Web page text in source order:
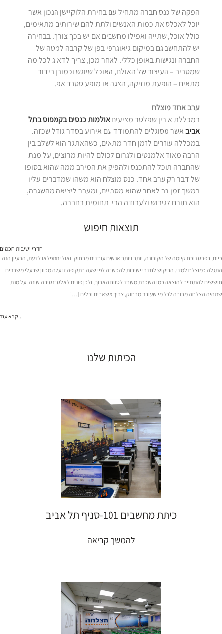
הפקה של כנס חברה מתחיל עם בחירת הלוקיישן הנכון אשר
יוכל לאכלס את כמות האנשים ולתת להם שירותים מתאימים,
כולל אוכל, שתייה ואפילו מחשבים אם יש בכך צורך. בבחירה
יש להתחשב גם במיקום גיאוגרפי בפן של קרבה למטה של
החברה ונגישות באופן כללי. לאחר מכן, צריך לדאוג לכל מה
שמסביב – העיצוב של האולם, האוכל שיוגש וכמובן בידור
מתאים – הופעת מוזיקה, הצגה או מופע סטנד אפ.
ערב אחד מוצלח
במכללת אורין שפלטר מציעים אולמות כנסים בקמפוס בתל
אביבאשר מסוגלים להתמודד עם אירוע בסדר גודל שכזה.
במכללה עוזרים לזמן חדר מתאים, כשהאתגר הוא לשלב בין
הרבה מאוד אלמנטים ולגרום לכולם להיות מרוצים, על מנת
שהחברה תוכל להתכנס ולהפיק את המירב ממה שהוא בסופו
של דבר רק ערב אחד. כנס מוצלח הוא משהו שמדברים עליו
במשך זמן רב לאחר שהוא מסתיים, ומעבר ליציאה מהשגרה,
הוא תורם לגיבוש ולעבודה הבין תחומית בחברה.
תוצאות חיפוש
חדרי ישיבות חכמים
כיום, בפרט נוכח קיומה של הקורונה, יותר ויותר אנשים עובדים מרחוק. ואולי תתפלאו לדעת, הרעיון הזה
התגלה כמוצלח למדי. הביקוש לחדרי ישיבות להכשרה לפי שעה בתקופה זו עלה מכוון שבעלי משרדים
חוששים להתחייב להוצאה כמו השכרת משרד לטווח הארוך, ולכן פונים לאלטרנטיבה שונה. על מנת
שתהיה הצלחה מרובה לכל מי שעובד מרחוק, צריך משאבים וכלים […]
קרא עוד...
הכיתות שלנו
כיתת מחשבים 101-סניף תל אביב
להמשך קריאה